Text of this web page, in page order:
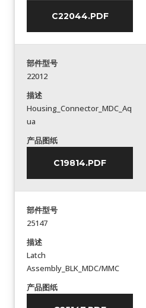
C22044.PDF
部件型号
22012
描述
Housing_Connector_MDC_Aq
ua
产品图纸
C19814.PDF
部件型号
25147
描述
Latch
Assembly_BLK_MDC/MMC
产品图纸